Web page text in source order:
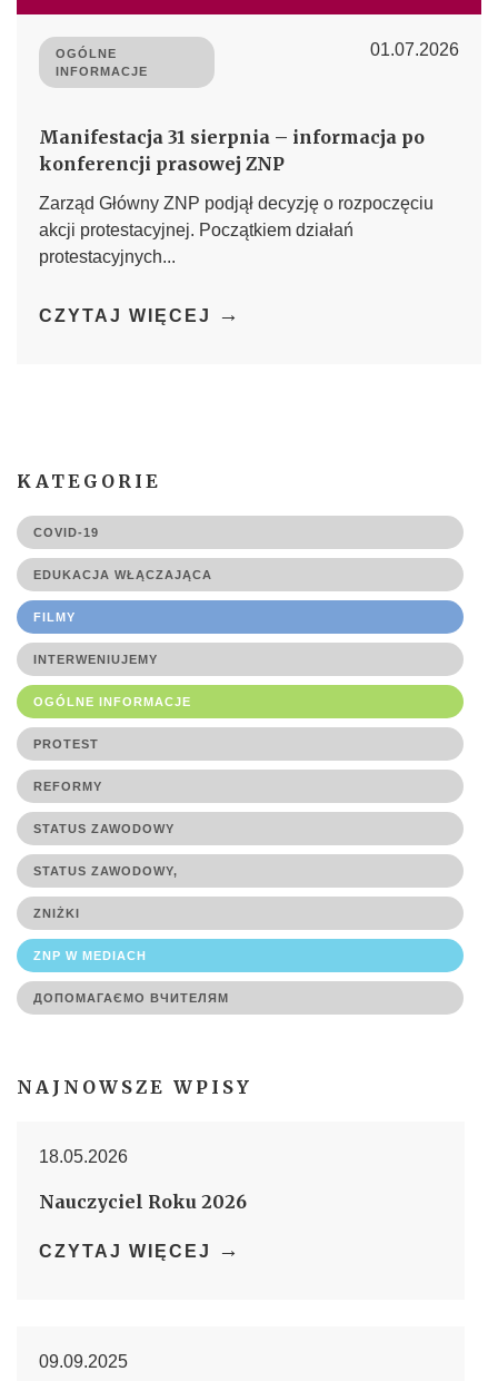
OGÓLNE
INFORMACJE
01.07.2026
Manifestacja 31 sierpnia – informacja po
konferencji prasowej ZNP
Zarząd Główny ZNP podjął decyzję o rozpoczęciu
akcji protestacyjnej. Początkiem działań
protestacyjnych...
CZYTAJ WIĘCEJ →
KATEGORIE
COVID-19
EDUKACJA WŁĄCZAJĄCA
FILMY
INTERWENIUJEMY
OGÓLNE INFORMACJE
PROTEST
REFORMY
STATUS ZAWODOWY
STATUS ZAWODOWY,
ZNIŻKI
ZNP W MEDIACH
ДОПОМАГАЄМО ВЧИТЕЛЯМ
NAJNOWSZE WPISY
18.05.2026
Nauczyciel Roku 2026
CZYTAJ WIĘCEJ →
09.09.2025